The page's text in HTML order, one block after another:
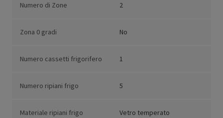
Numero di Zone 2
Zona 0 gradi No
Numero cassetti frigorifero 1
Numero ripiani frigo 5
Materiale ripiani frigo Vetro temperato